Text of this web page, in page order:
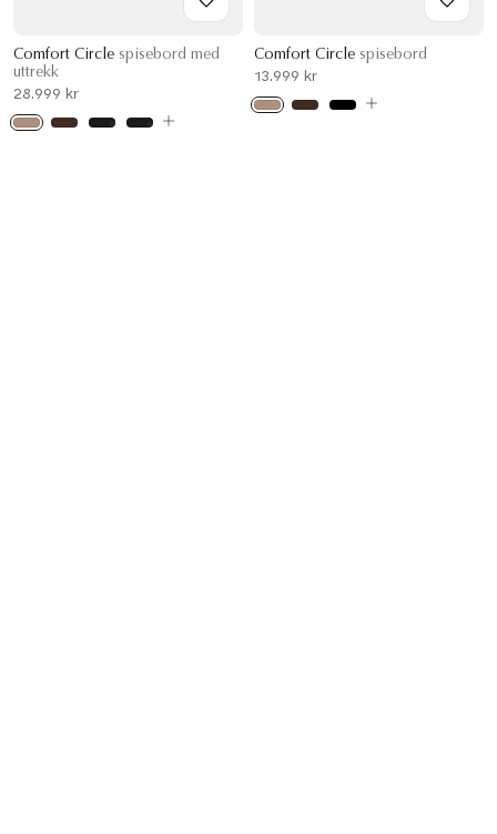
Comfort Circle spisebord med
uttrekk
28.999 kr
Comfort Circle spisebord
13.999 kr